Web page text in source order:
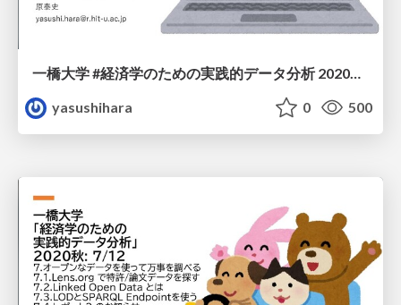
一橋大学 #経済学のための実践的データ分析 2020秋: 8/12
yasushihara
0 500